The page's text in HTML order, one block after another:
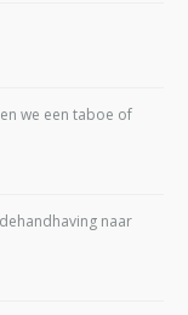
we een taboe of
naar